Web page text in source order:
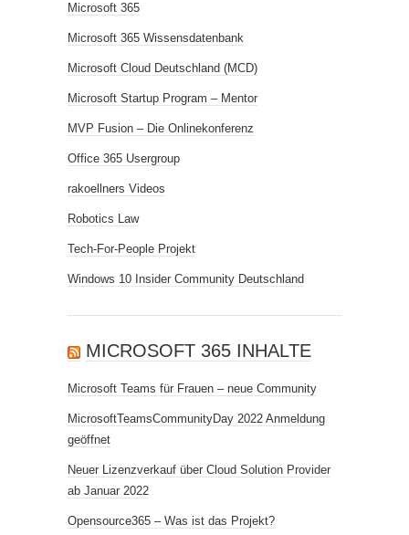
Microsoft 365
Microsoft 365 Wissensdatenbank
Microsoft Cloud Deutschland (MCD)
Microsoft Startup Program – Mentor
MVP Fusion – Die Onlinekonferenz
Office 365 Usergroup
rakoellners Videos
Robotics Law
Tech-For-People Projekt
Windows 10 Insider Community Deutschland
MICROSOFT 365 INHALTE
Microsoft Teams für Frauen – neue Community
MicrosoftTeamsCommunityDay 2022 Anmeldung
geöffnet
Neuer Lizenzverkauf über Cloud Solution Provider
ab Januar 2022
Opensource365 – Was ist das Projekt?